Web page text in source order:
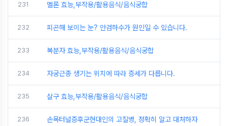
231 멜론 효능,부작용/활용음식/음식궁합
232 피곤해 보이는 눈? 안검하수가 원인일 수 있습니다.
233 복분자 효능,부작용/활용음식/음식궁합
234 자궁근종 생기는 위치에 따라 증세가 다릅니다.
235 살구 효능,부작용/활용음식/음식궁합
236 손목터널증후군현대인의 고질병, 정확히 알고 대처하자